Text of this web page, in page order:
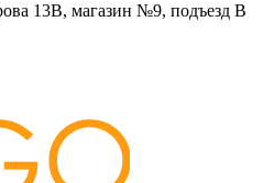
13В, магазин №9, подъезд В